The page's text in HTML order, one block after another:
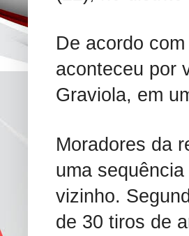
De acordo
aconteceu por
Graviola, em
Moradores da
uma
vizinho.
de 30 tiros de